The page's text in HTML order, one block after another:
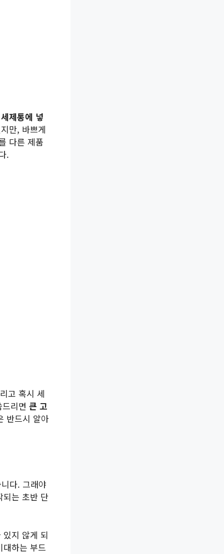
제통에 넣
만, 바쁘게
다른 제품
.
고 혹시 세
리면 큰 고
반드시 알아
다. 그래야
되는 초반 단
지 않게 되
하는 부드